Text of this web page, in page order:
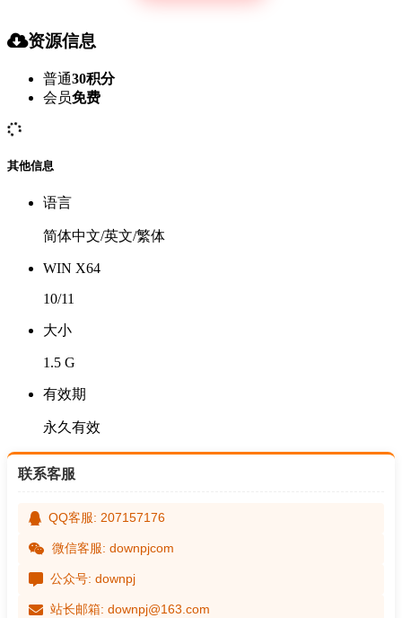
资源信息
普通30积分
会员免费
其他信息
语言
简体中文/英文/繁体
WIN X64
10/11
大小
1.5 G
有效期
永久有效
联系客服
QQ客服: 207157176
微信客服: downpjcom
公众号: downpj
站长邮箱: downpj@163.com